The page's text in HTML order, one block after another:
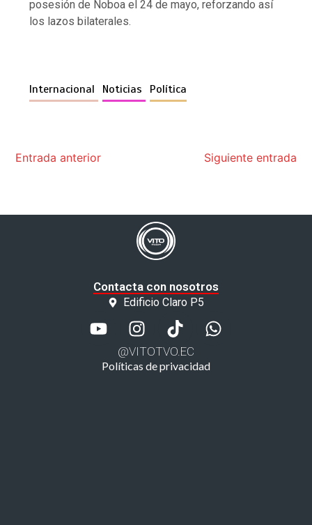
posesión de Noboa el 24 de mayo, reforzando así
los lazos bilaterales.
Internacional Noticias Política
Entrada anterior Siguiente entrada
Contacta con nosotros
Edificio Claro P5
@VITOTVO.EC
Políticas de privacidad